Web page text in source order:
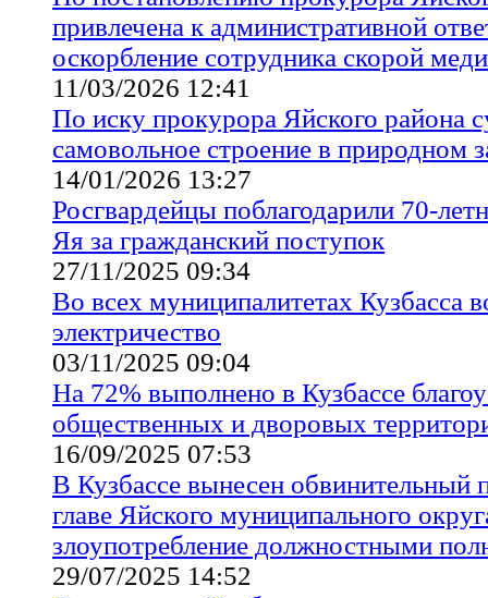
привлечена к административной
оскорбление сотрудника скорой
11/03/2026 12:41
По иску прокурора Яйского района
самовольное строение в природном
14/01/2026 13:27
Росгвардейцы поблагодарили 70-
Яя за гражданский поступок
27/11/2025 09:34
Во всех муниципалитетах Кузбасса
электричество
03/11/2025 09:04
На 72% выполнено в Кузбассе
общественных и дворовых
16/09/2025 07:53
В Кузбассе вынесен
главе Яйского муниципального
злоупотребление должностными
29/07/2025 14:52